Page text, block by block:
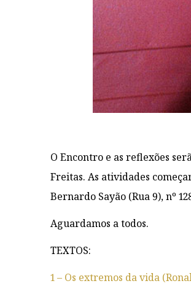
O Encontro e as reflexões
Freitas. As atividades
Bernardo Sayão (Rua 9), nº
Aguardamos a todos.
TEXTOS:
1 – Os extremos da vida